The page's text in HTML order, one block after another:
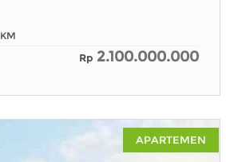
KM
Rp 2.100.000.000
APARTEMEN